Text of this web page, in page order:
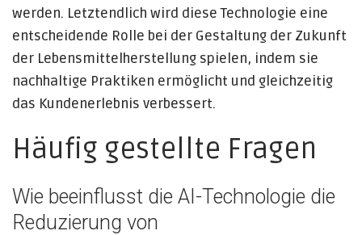
werden. Letztendlich wird diese Technologie eine
entscheidende Rolle bei der Gestaltung der Zukunft
der Lebensmittelherstellung spielen, indem sie
nachhaltige Praktiken ermöglicht und gleichzeitig
das Kundenerlebnis verbessert.
Häufig gestellte Fragen
Wie beeinflusst die AI-Technologie die
Reduzierung von